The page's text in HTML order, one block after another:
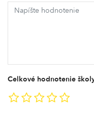
Celkové hodnotenie